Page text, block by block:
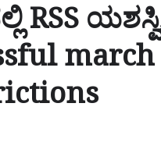
RSS ಯಶಸ್ವಿ
march